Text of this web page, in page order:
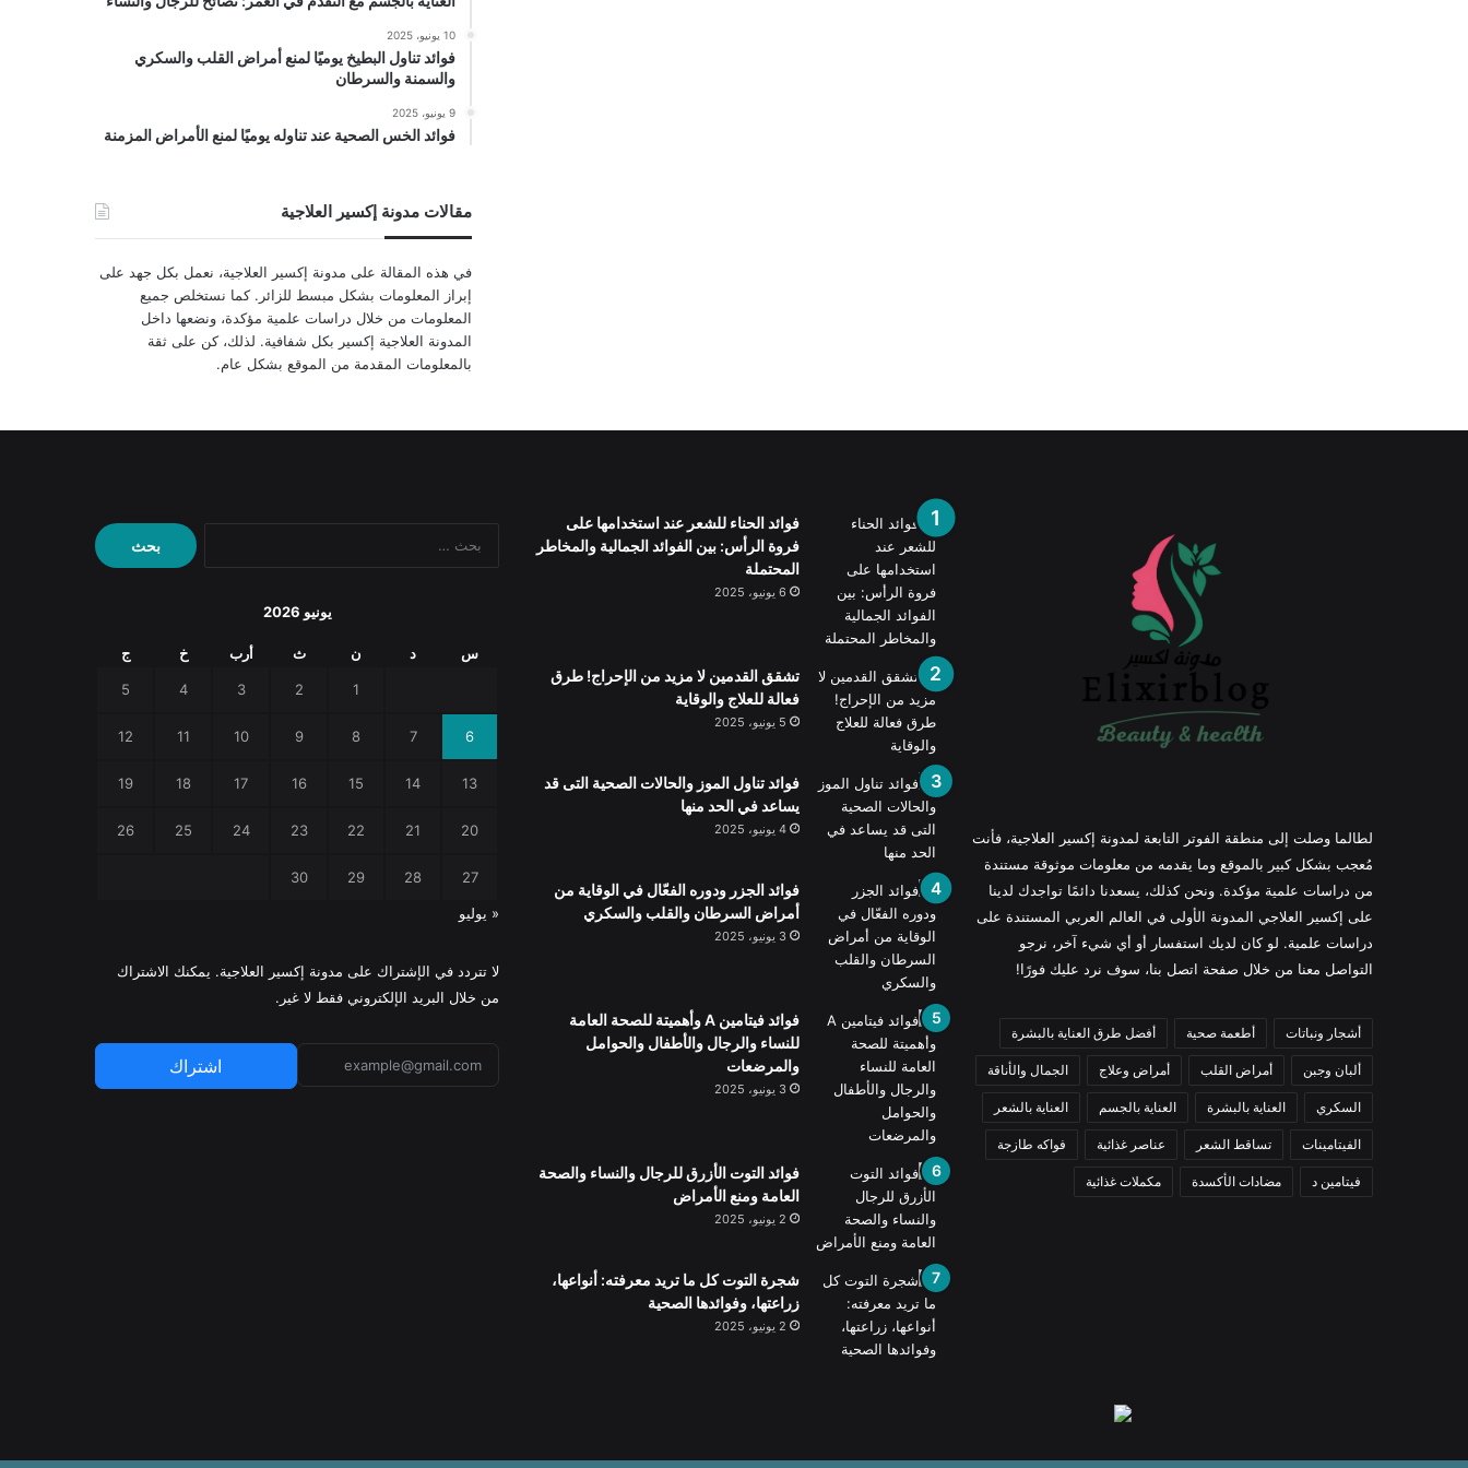
10 يونيو، 2025
فوائد تناول البطيخ يوميًا لمنع أمراض القلب والسكري
والسمنة والسرطان
9 يونيو، 2025
فوائد الخس الصحية عند تناوله يوميًا لمنع الأمراض المزمنة
مقالات مدونة إكسير العلاجية
في هذه المقالة على مدونة إكسير العلاجية، نعمل بكل جهد على
إبراز المعلومات بشكل مبسط للزائر. كما نستخلص جميع
المعلومات من خلال دراسات علمية مؤكدة، ونضعها داخل
المدونة العلاجية إكسير بكل شفافية. لذلك، كن على ثقة
بالمعلومات المقدمة من الموقع بشكل عام.
لطالما وصلت إلى منطقة الفوتر التابعة لمدونة إكسير العلاجية، فأنت
مُعجب بشكل كبير بالموقع وما يقدمه من معلومات موثوقة مستندة
من دراسات علمية مؤكدة. ونحن كذلك، يسعدنا دائمًا تواجدك لدينا
على إكسير العلاجي المدونة الأولى في العالم العربي المستندة على
دراسات علمية. لو كان لديك استفسار أو أي شيء آخر، نرجو
التواصل معنا من خلال صفحة اتصل بنا، سوف نرد عليك فورًا!
أشجار ونباتات أطعمة صحية أفضل طرق العناية بالبشرة
ألبان وجبن أمراض القلب أمراض وعلاج الجمال والأناقة
السكري العناية بالبشرة العناية بالجسم العناية بالشعر
الفيتامينات تساقط الشعر عناصر غذائية فواكه طازجة
فيتامين د مضادات الأكسدة مكملات غذائية
فوائد الحناء للشعر عند استخدامها على
فروة الرأس: بين الفوائد الجمالية والمخاطر
المحتملة
6 يونيو، 2025
تشقق القدمين لا مزيد من الإحراج! طرق
فعالة للعلاج والوقاية
5 يونيو، 2025
فوائد تناول الموز والحالات الصحية التى قد
يساعد في الحد منها
4 يونيو، 2025
فوائد الجزر ودوره الفعّال في الوقاية من
أمراض السرطان والقلب والسكري
3 يونيو، 2025
فوائد فيتامين A وأهميتة للصحة العامة
للنساء والرجال والأطفال والحوامل
والمرضعات
3 يونيو، 2025
فوائد التوت الأزرق للرجال والنساء والصحة
العامة ومنع الأمراض
2 يونيو، 2025
شجرة التوت كل ما تريد معرفته: أنواعها،
زراعتها، وفوائدها الصحية
2 يونيو، 2025
البحث
عن:
يونيو 2026
س د ن ث أرب خ ج
1
2
3
4
5
6
7
8
9
10
11
12
13
14
15
16
17
18
19
20
21
22
23
24
25
26
27
28
29
30
« يوليو
لا تتردد في الإشتراك على مدونة إكسير العلاجية. يمكنك الاشتراك
من خلال البريد الإلكتروني فقط لا غير.
اشتراك